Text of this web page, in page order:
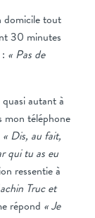
domicile tout
30 minutes
« Pas de
autant à
mon téléphone
« Dis, au fait,
qui tu as eu
ressentie à
Truc et
répond « Je